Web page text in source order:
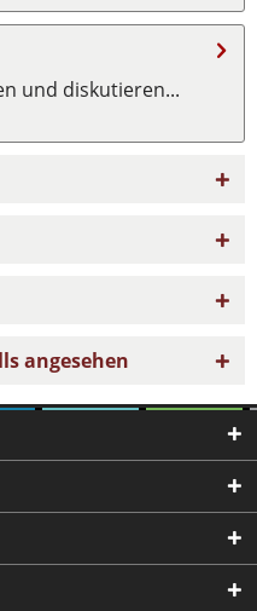
und diskutieren...
angesehen